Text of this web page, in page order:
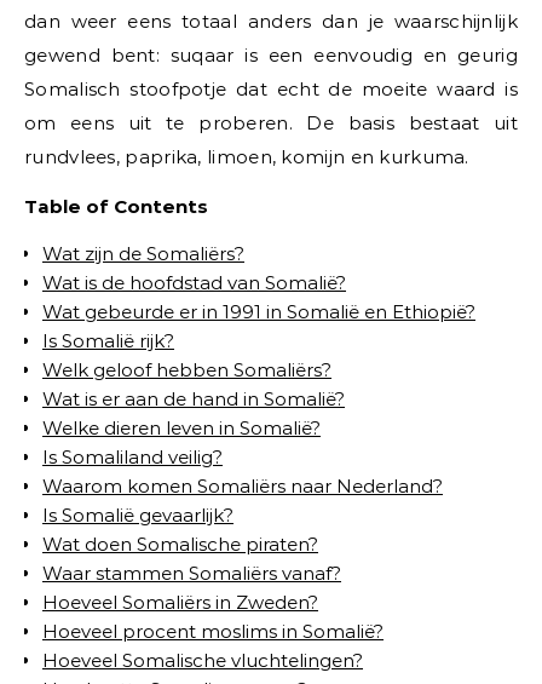
dan weer eens totaal anders dan je waarschijnlijk
gewend bent: suqaar is een eenvoudig en geurig
Somalisch stoofpotje dat echt de moeite waard is
om eens uit te proberen. De basis bestaat uit
rundvlees, paprika, limoen, komijn en kurkuma.
Table of Contents
Wat zijn de Somaliërs?
Wat is de hoofdstad van Somalië?
Wat gebeurde er in 1991 in Somalië en Ethiopië?
Is Somalië rijk?
Welk geloof hebben Somaliërs?
Wat is er aan de hand in Somalië?
Welke dieren leven in Somalië?
Is Somaliland veilig?
Waarom komen Somaliërs naar Nederland?
Is Somalië gevaarlijk?
Wat doen Somalische piraten?
Waar stammen Somaliërs vanaf?
Hoeveel Somaliërs in Zweden?
Hoeveel procent moslims in Somalië?
Hoeveel Somalische vluchtelingen?